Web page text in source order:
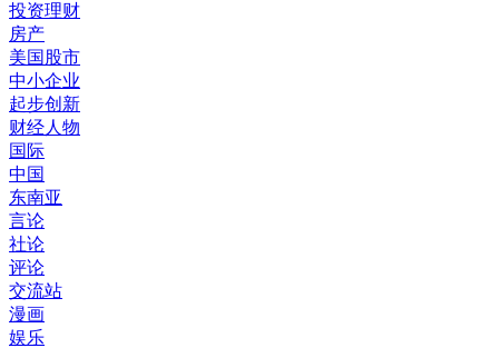
投资理财
房产
美国股市
中小企业
起步创新
财经人物
国际
中国
东南亚
言论
社论
评论
交流站
漫画
娱乐